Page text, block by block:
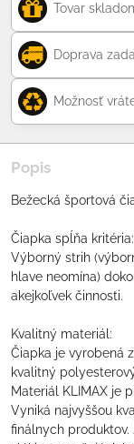
Tovar
Doprava
Možnosť
Popis
Bežecká športová
Čiapka spĺňa kritéria:
Výborný strih
hlave neomína)
akejkoľvek činnosti.
Kvalitný materiál:
Čiapka je vyrobená
kvalitný
Materiál KLIMAX je
Vyniká najvyššou
finálnych